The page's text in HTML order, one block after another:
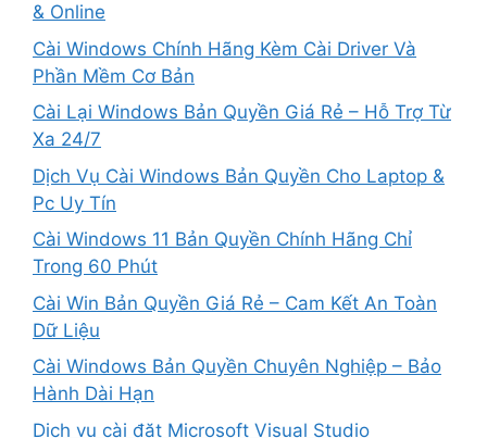
& Online
Cài Windows Chính Hãng Kèm Cài Driver Và
Phần Mềm Cơ Bản
Cài Lại Windows Bản Quyền Giá Rẻ – Hỗ Trợ Từ
Xa 24/7
Dịch Vụ Cài Windows Bản Quyền Cho Laptop &
Pc Uy Tín
Cài Windows 11 Bản Quyền Chính Hãng Chỉ
Trong 60 Phút
Cài Win Bản Quyền Giá Rẻ – Cam Kết An Toàn
Dữ Liệu
Cài Windows Bản Quyền Chuyên Nghiệp – Bảo
Hành Dài Hạn
Dịch vụ cài đặt Microsoft Visual Studio